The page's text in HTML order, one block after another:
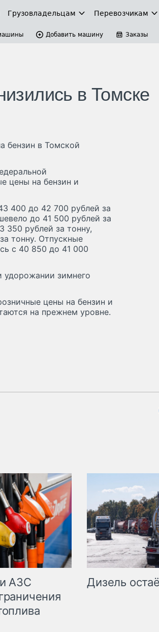
Грузовладельцам Перевозчикам
Добавить машину Заказы
в Томске
бензин в Томской
цены на бензин и
400 до 42 700 рублей за
до 41 500 рублей за
рублей за тонну,
тонну. Отпускные
с 40 850 до 41 000
зимнего
цены на бензин и
на прежнем уровне.
АЗС
Дизель